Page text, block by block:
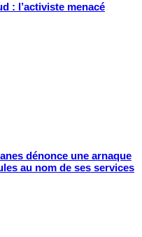
: l’activiste menacé
dénonce une arnaque
au nom de ses services